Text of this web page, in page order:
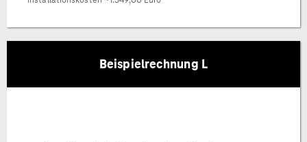
Beispielrechnung L